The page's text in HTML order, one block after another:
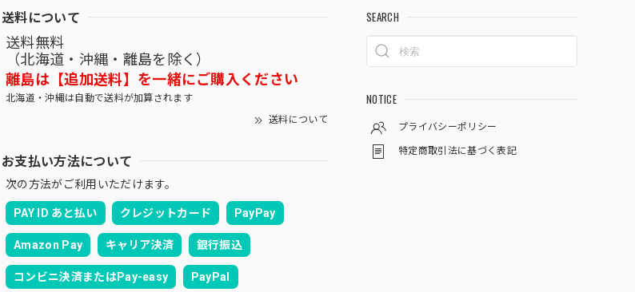
送料について
送料無料
（北海道・沖縄・離島を除く）
離島は【追加送料】を一緒にご購入ください
北海道・沖縄は自動で送料が加算されます
送料について
お支払い方法について
次の方法がご利用いただけます。
PAY ID あと払い クレジットカード PayPay
Amazon Pay キャリア決済 銀行振込
コンビニ決済またはPay-easy PayPal
SEARCH
NOTICE
プライバシーポリシー
特定商取引法に基づく表記